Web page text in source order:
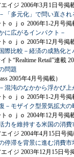
イジ 2006年3月1日号掲
「多元化」で問い直さ
ｏｊｏ 2006年1-2月号掲
に広がるインパクト－
ｏｊｏ 2005年12月号掲
際比較－経済の成熟化
ト“Realtime Retail”連載
問題
2005年4月号掲載）
混沌のなかから浮かび
ｏｊｏ 2005年1-2月号掲
－モザイク型景気拡大の
ｏｊｏ 2004年12月号掲
力を維持する米国の消費
イジ 2004年4月15日号掲
停滞を背景に進む消費市
イジ 2003年12月15日号